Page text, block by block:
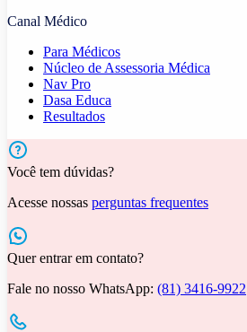
Canal Médico
Para Médicos
Núcleo de Assessoria Médica
Nav Pro
Dasa Educa
Resultados
Você tem dúvidas?
Acesse nossas perguntas frequentes
Quer entrar em contato?
Fale no nosso WhatsApp: (81) 3416-9922